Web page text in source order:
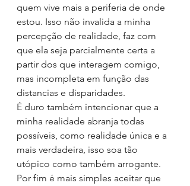
quem vive mais a periferia de onde
estou. Isso não invalida a minha
percepção de realidade, faz com
que ela seja parcialmente certa a
partir dos que interagem comigo,
mas incompleta em função das
distancias e disparidades.
É duro também intencionar que a
minha realidade abranja todas
possíveis, como realidade única e a
mais verdadeira, isso soa tão
utópico como também arrogante.
Por fim é mais simples aceitar que